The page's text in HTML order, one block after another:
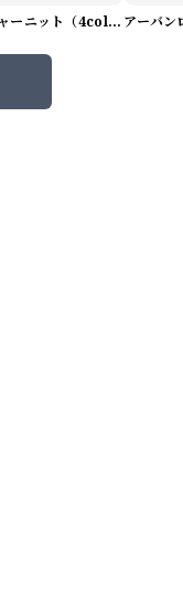
プレミアムテクスチャーニット（4color） M0971